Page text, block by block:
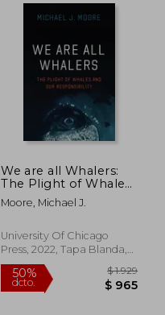
35%
dcto.
We are all Whalers:
The Plight of Whales
and our
Responsibility (en
Moore, Michael J.
University Of Chicago
Press, 2022, Tapa Blanda,
Nuevo